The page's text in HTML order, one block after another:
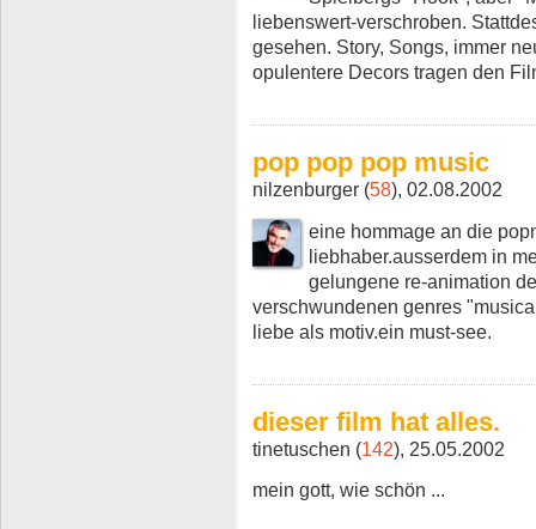
liebenswert-verschroben.
gesehen. Story, Songs, immer
opulentere Decors tragen den
pop pop pop music
nilzenburger (58), 02.08.2002
eine hommage an die
liebhaber.ausserdem in
gelungene re-animation
verschwundenen genres
liebe als motiv.ein must-see.
dieser film hat alles.
tinetuschen (142), 25.05.2002
mein gott, wie schön ...